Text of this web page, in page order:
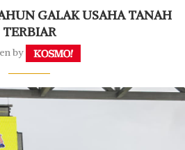
GALAK USAHA TANAH
TERBIAR
by